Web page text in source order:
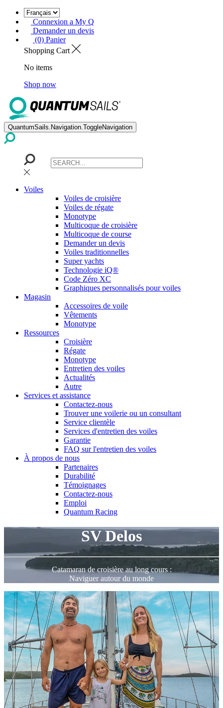
Connexion a My Q
Demander un devis
(0) Panier
Shopping Cart
No items
Shop now
QuantumSails.Navigation.ToggleNavigation
Voiles
Voiles de croisière
Voiles de régate
Monotype
Multicoque de croisière
Multicoque de course
Demander un devis
Voiles traditionnelles
Super yachts
Technologie iQ®
Code Zéro XC
Graphiques personnalisés pour voiles
Magasin
Accessoires de voile
Vêtements
Monotype
Ressources
Croisière
Régate
Monotype
Entretien des voiles
Actualités
Autre
Services et assistance
Contactez-nous
Trouver une voilerie ou un consultant
Service clientèle
Services d'entretien des voiles
Garantie
FAQ sur l'entretien des voiles
À propos de nous
Partenaires
Durabilité
Témoignages
Contactez-nous
Emploi
Quantum Racing
SV Delos
Catamaran de croisière au long cours :
Naviguer autour du monde